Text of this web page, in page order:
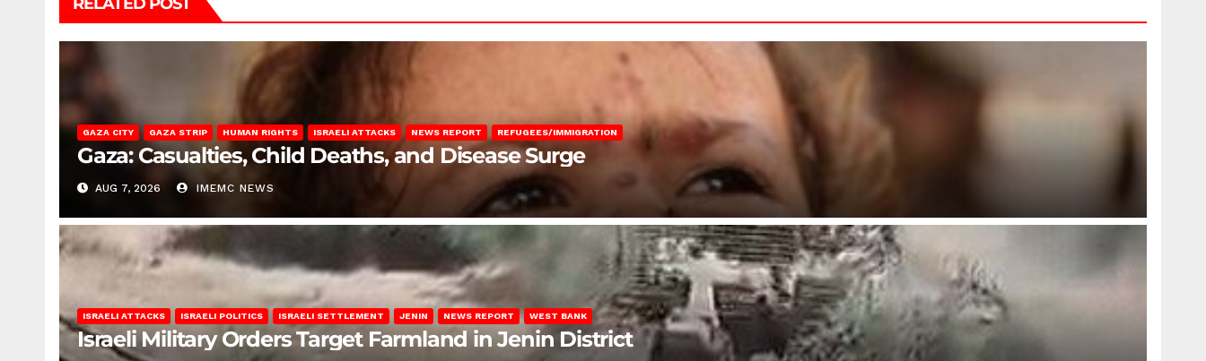
GAZA CITY GAZA STRIP HUMAN RIGHTS ISRAELI ATTACKS NEWS REPORT REFUGEES/IMMIGRATION
Gaza: Casualties, Child Deaths, and Disease Surge
AUG 7, 2026 IMEMC NEWS
ISRAELI ATTACKS ISRAELI POLITICS ISRAELI SETTLEMENT JENIN NEWS REPORT WEST BANK
Israeli Military Orders Target Farmland in Jenin District